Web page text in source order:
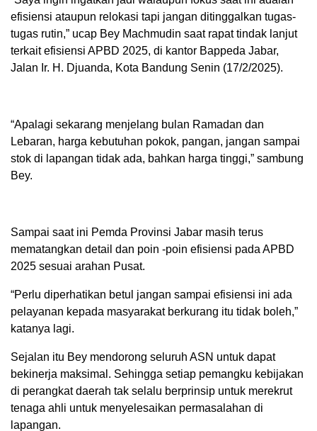
efisiensi ataupun relokasi tapi jangan ditinggalkan tugas-
tugas rutin,” ucap Bey Machmudin saat rapat tindak lanjut
terkait efisiensi APBD 2025, di kantor Bappeda Jabar,
Jalan Ir. H. Djuanda, Kota Bandung Senin (17/2/2025).
“Apalagi sekarang menjelang bulan Ramadan dan
Lebaran, harga kebutuhan pokok, pangan, jangan sampai
stok di lapangan tidak ada, bahkan harga tinggi,” sambung
Bey.
Sampai saat ini Pemda Provinsi Jabar masih terus
mematangkan detail dan poin -poin efisiensi pada APBD
2025 sesuai arahan Pusat.
“Perlu diperhatikan betul jangan sampai efisiensi ini ada
pelayanan kepada masyarakat berkurang itu tidak boleh,”
katanya lagi.
Sejalan itu Bey mendorong seluruh ASN untuk dapat
bekinerja maksimal. Sehingga setiap pemangku kebijakan
di perangkat daerah tak selalu berprinsip untuk merekrut
tenaga ahli untuk menyelesaikan permasalahan di
lapangan.